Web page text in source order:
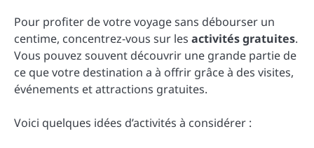
Pour profiter de votre voyage sans débourser un
centime, concentrez-vous sur les activités gratuites.
Vous pouvez souvent découvrir une grande partie de
ce que votre destination a à offrir grâce à des visites,
événements et attractions gratuites.
Voici quelques idées d’activités à considérer :